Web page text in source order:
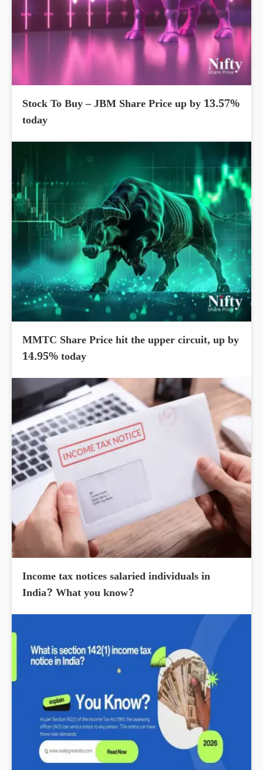
Stock To Buy – JBM Share Price up by 13.57%
today
MMTC Share Price hit the upper circuit, up by
14.95% today
Income tax notices salaried individuals in
India? What you know?